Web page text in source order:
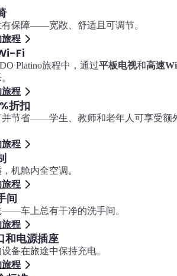
有保障——宽敞、舒适且可调节。
程
Fi
Platino旅程中，通过平板电视和高速
程
折扣
并节省——学生、教师和老年人可享受额
程
机舱内全空调。
程
间
——车上总有干净的洗手间。
程
和电源插座
备在旅途中保持充电。
程